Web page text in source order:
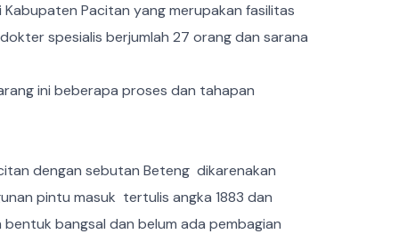
Pacitan yang merupakan fasilitas
spesialis berjumlah 27 orang dan sarana
ini beberapa proses dan tahapan
dengan sebutan Beteng dikarenakan
pintu masuk tertulis angka 1883 dan
bangsal dan belum ada pembagian